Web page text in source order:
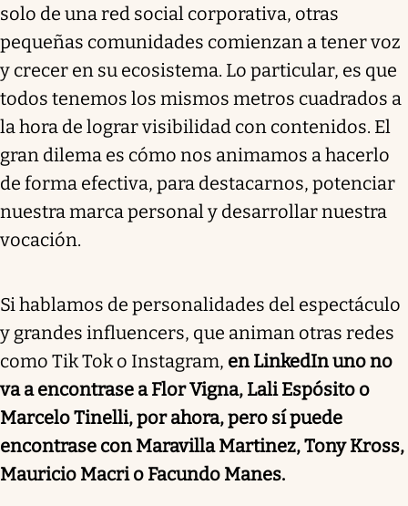
solo de una red social corporativa, otras
pequeñas comunidades comienzan a tener voz
y crecer en su ecosistema. Lo particular, es que
todos tenemos los mismos metros cuadrados a
la hora de lograr visibilidad con contenidos. El
gran dilema es cómo nos animamos a hacerlo
de forma efectiva, para destacarnos, potenciar
nuestra marca personal y desarrollar nuestra
vocación.
Si hablamos de personalidades del espectáculo
y grandes influencers, que animan otras redes
como Tik Tok o Instagram, en LinkedIn uno no
va a encontrase a Flor Vigna, Lali Espósito o
Marcelo Tinelli, por ahora, pero sí puede
encontrase con Maravilla Martinez, Tony Kross,
Mauricio Macri o Facundo Manes.